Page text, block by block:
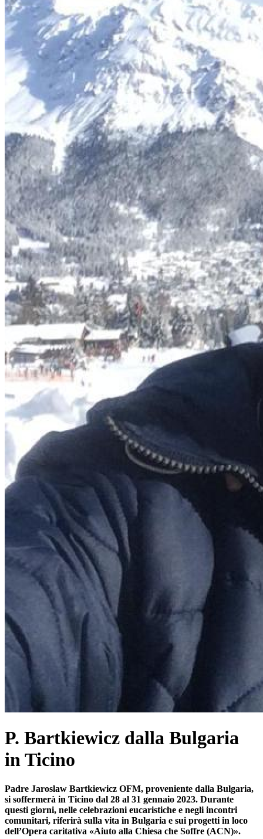
P. Bartkiewicz dalla Bulgaria
in Ticino
Padre Jaroslaw Bartkiewicz OFM, proveniente dalla Bulgaria,
si soffermerà in Ticino dal 28 al 31 gennaio 2023. Durante
questi giorni, nelle celebrazioni eucaristiche e negli incontri
comunitari, riferirà sulla vita in Bulgaria e sui progetti in loco
dell’Opera caritativa «Aiuto alla Chiesa che Soffre (ACN)».